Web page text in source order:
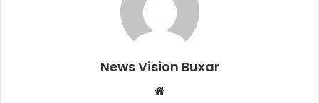
News Vision Buxar